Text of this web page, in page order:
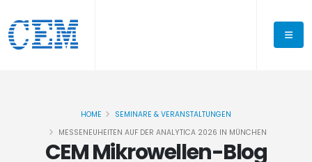
CEM Mikrowellen-Blog
HOME
SEMINARE & VERANSTALTUNGEN
MESSENEUHEITEN AUF DER ANALYTICA 2026 IN MÜNCHEN